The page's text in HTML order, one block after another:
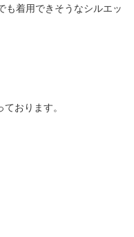
も着用できそうなシルエッ
おります。